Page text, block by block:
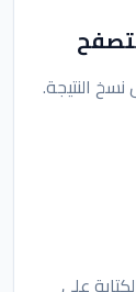
النتيجة.
على